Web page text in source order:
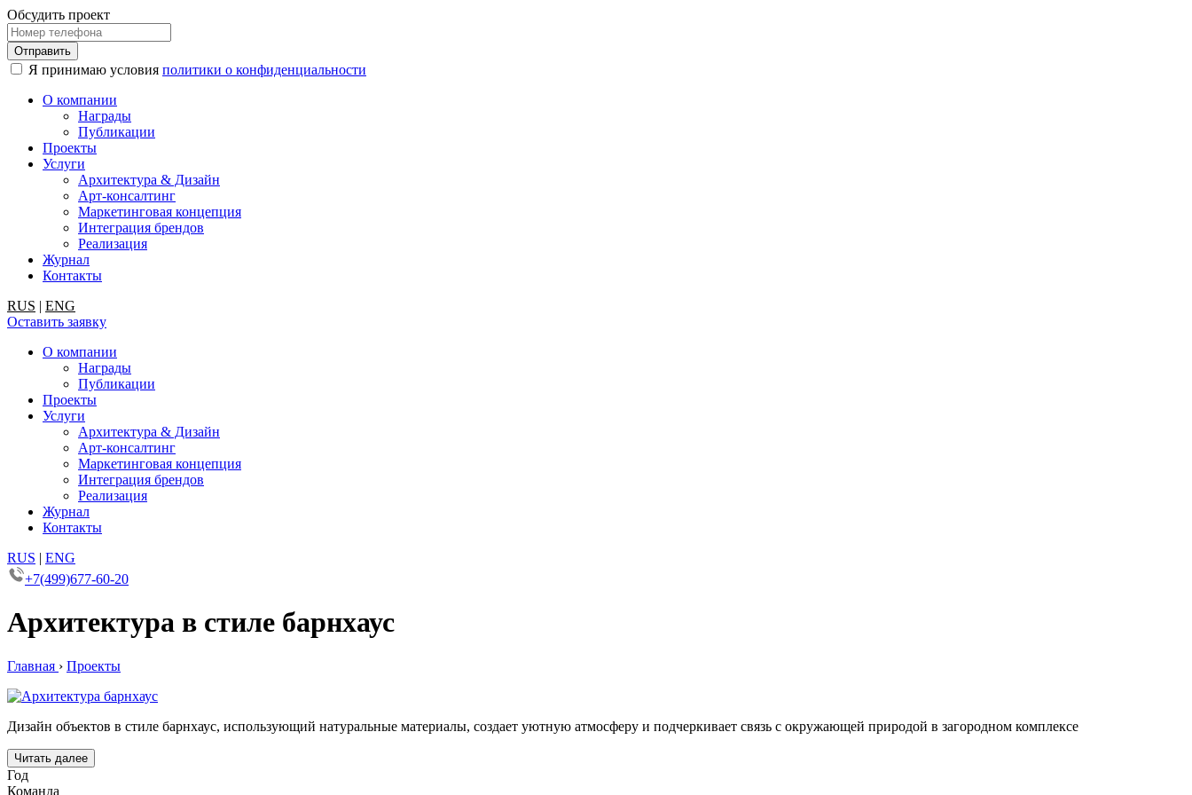
Обсудить проект
Я принимаю условия политики о конфиденциальности
О компании
Награды
Публикации
Проекты
Услуги
Архитектура & Дизайн
Арт-консалтинг
Маркетинговая концепция
Интеграция брендов
Реализация
Журнал
Контакты
RUS | ENG
Оставить заявку
О компании
Награды
Публикации
Проекты
Услуги
Архитектура & Дизайн
Арт-консалтинг
Маркетинговая концепция
Интеграция брендов
Реализация
Журнал
Контакты
RUS | ENG
+7(499)677-60-20
Архитектура в стиле барнхаус
Главная › Проекты
Дизайн объектов в стиле барнхаус, использующий натуральные материалы, создает уютную атмосферу и подчеркивает связь с окружающей природой в загородном комплексе
Читать далее
Год
Команда